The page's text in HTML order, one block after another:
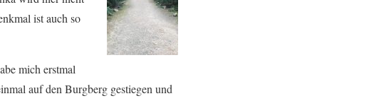
ist auch so
mich erstmal
auf den Burgberg gestiegen und